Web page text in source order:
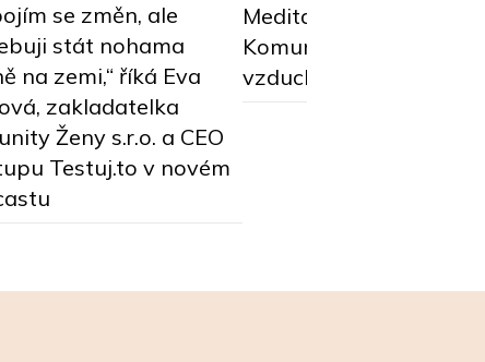
se změn, ale
stát nohama
na zemi,“ říká Eva
zakladatelka
Ženy s.r.o. a CEO
Testuj.to v novém
Meditace trochu jinak.
Komunikujeme se zemí a
vzduchem